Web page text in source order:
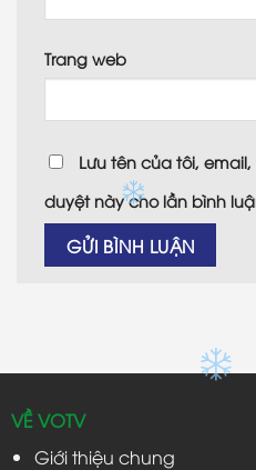
Trang web
Lưu tên của tôi,
duyệt này cho lần bình
VỀ VOTV
Giới thiệu chung